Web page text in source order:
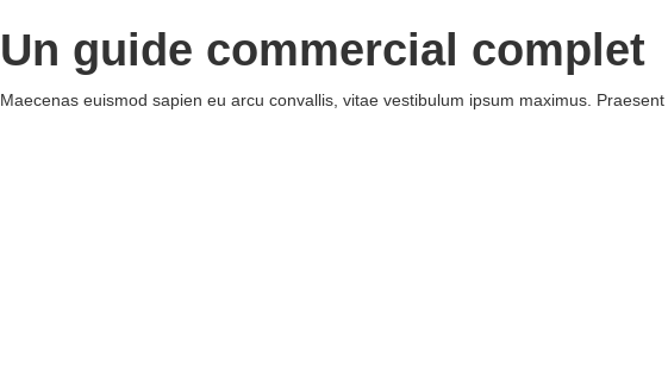
Un guide commercial complet
Maecenas euismod sapien eu arcu convallis, vitae vestibulum ipsum maximus.